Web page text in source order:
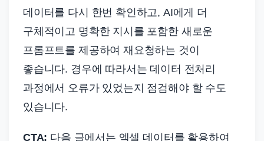
데이터를 다시 한번 확인하고, AI에게 더
구체적이고 명확한 지시를 포함한 새로운
프롬프트를 제공하여 재요청하는 것이
좋습니다. 경우에 따라서는 데이터 전처리
과정에서 오류가 있었는지 점검해야 할 수도
있습니다.
CTA: 다음 글에서는 엑셀 데이터를 활용하여